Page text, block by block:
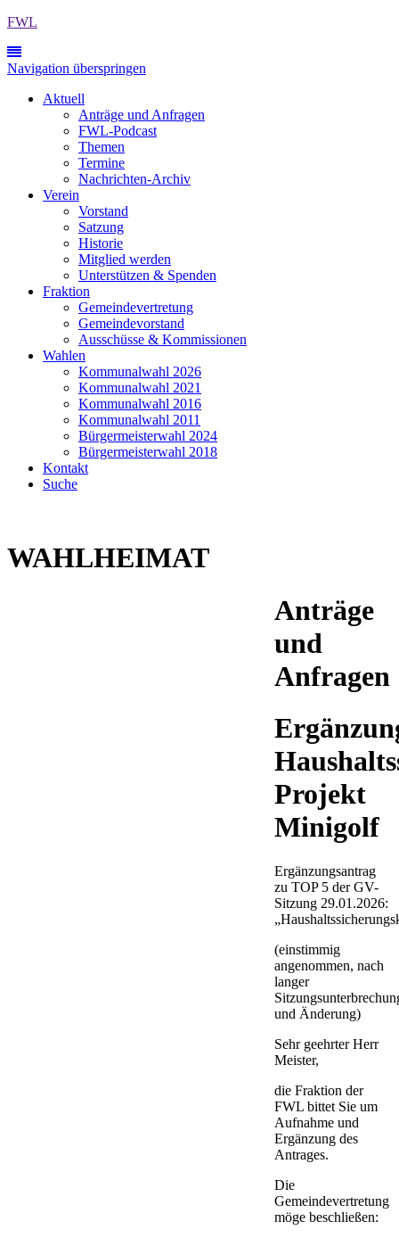
FWL
Navigation überspringen
Aktuell
Anträge und Anfragen
FWL-Podcast
Themen
Termine
Nachrichten-Archiv
Verein
Vorstand
Satzung
Historie
Mitglied werden
Unterstützen & Spenden
Fraktion
Gemeindevertretung
Gemeindevorstand
Ausschüsse & Kommissionen
Wahlen
Kommunalwahl 2026
Kommunalwahl 2021
Kommunalwahl 2016
Kommunalwahl 2011
Bürgermeisterwahl 2024
Bürgermeisterwahl 2018
Kontakt
Suche
WAHLHEIMAT
Anträge
und
Anfragen
Projekt
Minigolf
Ergänzungsantrag
zu TOP 5 der GV-
Sitzung 29.01.2026:
(einstimmig
angenommen, nach
langer
und Änderung)
Sehr geehrter Herr
Meister,
die Fraktion der
FWL bittet Sie um
Aufnahme und
Ergänzung des
Antrages.
Die
Gemeindevertretung
möge beschließen: